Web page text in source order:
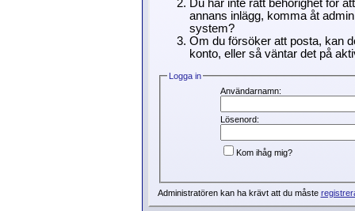
Du har inte rätt behörighet för
annans inlägg, komma åt
system?
Om du försöker att posta, kan
konto, eller så väntar det på
Logga in
Användarnamn:
Lösenord:
Kom ihåg mig?
Administratören kan ha krävt att du måste